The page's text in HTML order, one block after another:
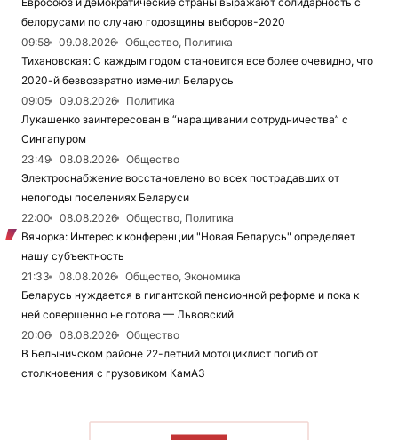
белорусами по случаю годовщины выборов-2020
09:58
09.08.2026
Общество, Политика
Тихановская: С каждым годом становится все более очевидно, что
2020-й безвозвратно изменил Беларусь
09:05
09.08.2026
Политика
Лукашенко заинтересован в “наращивании сотрудничества” с
Сингапуром
23:49
08.08.2026
Общество
Электроснабжение восстановлено во всех пострадавших от
непогоды поселениях Беларуси
22:00
08.08.2026
Общество, Политика
Вячорка: Интерес к конференции "Новая Беларусь" определяет
нашу субъектность
21:33
08.08.2026
Общество, Экономика
Беларусь нуждается в гигантской пенсионной реформе и пока к
ней совершенно не готова — Львовский
20:06
08.08.2026
Общество
В Белыничском районе 22-летний мотоциклист погиб от
столкновения с грузовиком КамАЗ